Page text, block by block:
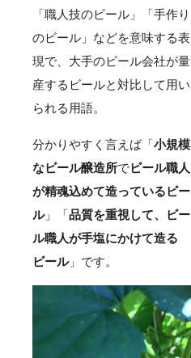
「職人技のビール」「手作り
のビール」などを意味する表
現で、大手のビール会社が量
産するビールと対比して用い
られる用語。
分かりやすく言えば「小規模
なビール醸造所でビール職人
が精魂込めて造っているビー
ル」「品質を重視して、ビー
ル職人が手塩にかけて造る
ビール」です。